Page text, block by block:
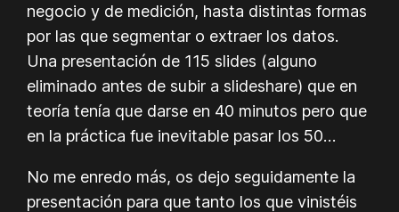
negocio y de medición, hasta distintas formas
por las que segmentar o extraer los datos.
Una presentación de 115 slides (alguno
eliminado antes de subir a slideshare) que en
teoría tenía que darse en 40 minutos pero que
en la práctica fue inevitable pasar los 50…
No me enredo más, os dejo seguidamente la
presentación para que tanto los que vinistéis